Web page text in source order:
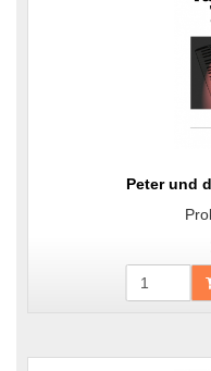
Peter und